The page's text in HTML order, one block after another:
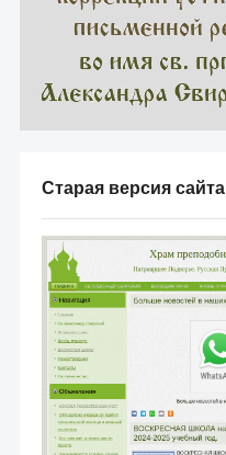
Старая версия сайта